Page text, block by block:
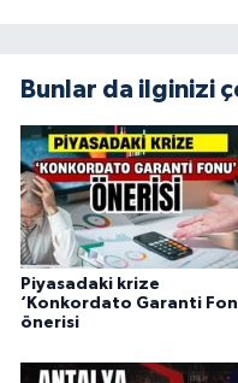
Bunlar da ilginizi
Piyasadaki krize
‘Konkordato Garanti
önerisi